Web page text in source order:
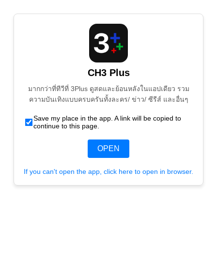
CH3 Plus
มากกว่าที่ทีวีที่ 3Plus ดูสดและย้อนหลังในแอปเดียว รวม
ความบันเทิงแบบครบครันทั้งละคร/ ข่าว/ ซีรีส์ และอื่นๆ
Save my place in the app. A link will be copied to
continue to this page.
OPEN
If you can't open the app, click here to open in browser.